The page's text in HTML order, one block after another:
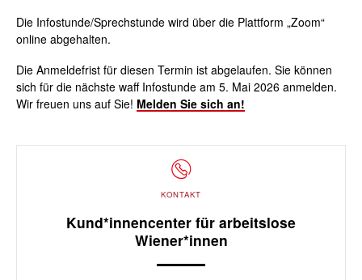
Die Infostunde/Sprechstunde wird über die Plattform „Zoom“
online abgehalten.
Die Anmeldefrist für diesen Termin ist abgelaufen. Sie können
sich für die nächste waff Infostunde am 5. Mai 2026 anmelden.
Wir freuen uns auf Sie! Melden Sie sich an!
KONTAKT
Kund*innencenter für arbeitslose
Wiener*innen